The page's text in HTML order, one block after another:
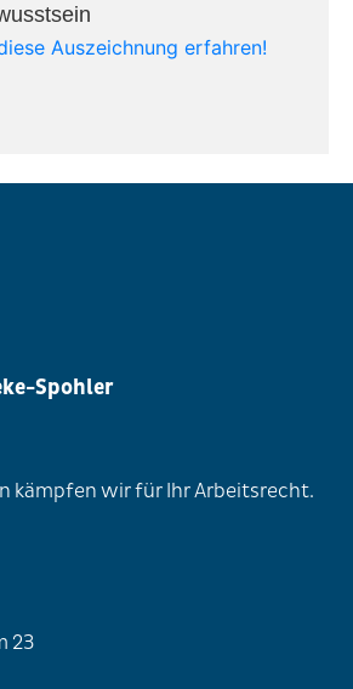
Auszeichnung erfahren!
Spohler
kämpfen wir für Ihr Arbeitsrecht.
23